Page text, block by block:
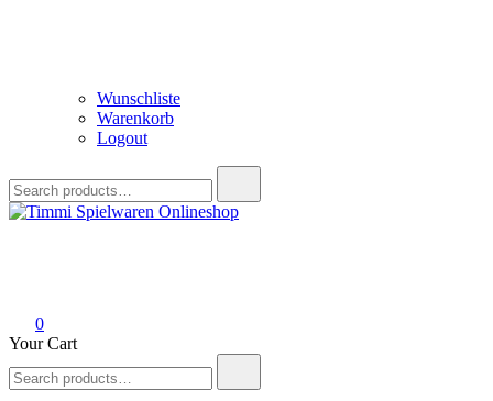
Wunschliste
Warenkorb
Logout
for:
0
Your Cart
for: